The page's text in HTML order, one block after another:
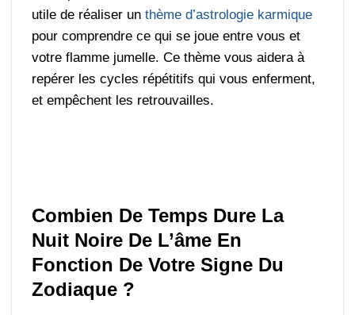
utile de réaliser unthème d’astrologie karmique
pour comprendre ce qui se joue entre vous et
votre flamme jumelle. Ce thème vous aidera à
repérer les cycles répétitifs qui vous enferment,
et empêchent les retrouvailles.
Combien De Temps Dure La
Nuit Noire De L’âme En
Fonction De Votre Signe Du
Zodiaque ?